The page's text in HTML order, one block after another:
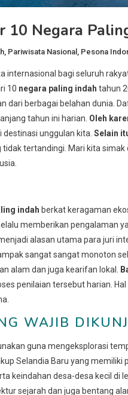
10 Negara
, Pariwisata Nasional , Pesona
bagi seluruh
10 negara paling indah tahun
dari berbagai belahan dunia.
tahun ini harian. Oleh
unggulan kita. Selain
tertandingi. Mari kita
indah berkat keragaman
memberikan pengalaman
alasan utama para juri
sangat sangat monoton
alam dan juga kearifan lokal.
penilaian tersebut harian.
WAJIB
guna mengeksplorasi
Selandia Baru yang memiliki
keindahan desa-desa kecil di
sejarah dan juga bentang